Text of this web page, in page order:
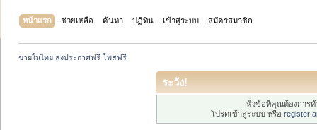
หน้าแรก ช่วยเหลือ ค้นหา ปฏิทิน เข้าสู่ระบบ สมัครสมาชิก
ขายในไทย ลงประกาศฟรี โพสฟรี
ระวัง!
หัวข้อที่คุณต้องการ
โปรดเข้าสู่ระบบ หรือ register